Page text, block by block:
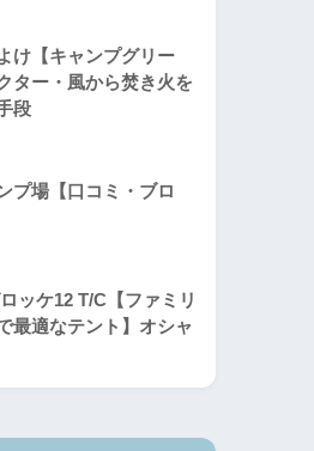
け【キャンプグリー
ター・風から焚き火を
段
プ場【口コミ・ブロ
ッケ12 T/C【ファミリ
最適なテント】オシャ